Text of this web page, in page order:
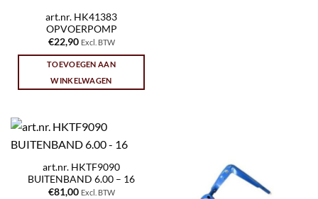
art.nr. HK41383
OPVOERPOMP
€22,90 Excl. BTW
TOEVOEGEN AAN
WINKELWAGEN
art.nr. HKTF9090
BUITENBAND 6.00 – 16
€81,00 Excl. BTW